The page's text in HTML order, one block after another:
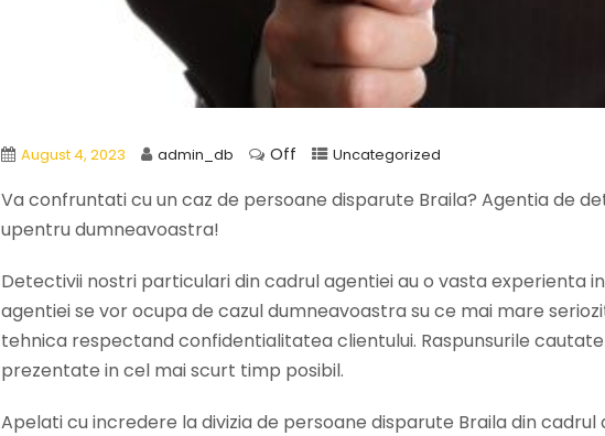
August 4, 2023 admin_db Off Uncategorized
Va confruntati cu un caz de persoane disparute Braila? Agentia de
upentru dumneavoastra!
Detectivii nostri particulari din cadrul agentiei au o vasta experienta
agentiei se vor ocupa de cazul dumneavoastra su ce mai mare
tehnica respectand confidentialitatea clientului. Raspunsurile
prezentate in cel mai scurt timp posibil.
Apelati cu incredere la divizia de persoane disparute Braila din